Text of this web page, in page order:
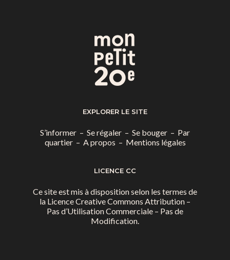
EXPLORER LE SITE
S’informer – Se régaler – Se bouger – Par
quartier– A propos – Mentions légales
LICENCE CC
Ce site est mis à disposition selon les termes de
la Licence Creative Commons Attribution –
Pas d’Utilisation Commerciale – Pas de
Modification.